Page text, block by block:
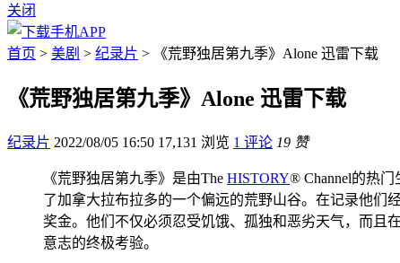
关闭
首页 > 美剧 > 纪录片 > 《荒野独居第九季》Alone 迅雷下载
《荒野独居第九季》Alone 迅雷下载
纪录片 2022/08/05 16:50 17,131 浏览 1 评论 19 赞
《荒野独居第九季》是由The HISTORY® Channel的热门
了加拿大拉布拉多的一个偏远的荒野山谷。在记录他们
奖金。他们不仅必须忍受饥饿、孤独和恶劣天气，而且
意志的终极考验。